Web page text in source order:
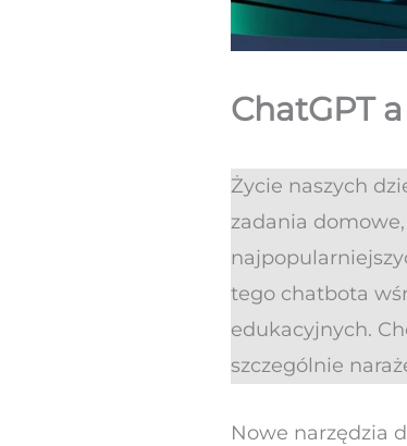
ChatGPT
Życie naszych
zadania
tego chatbota
edukacyjnych.
szczególnie
Nowe narzędzia